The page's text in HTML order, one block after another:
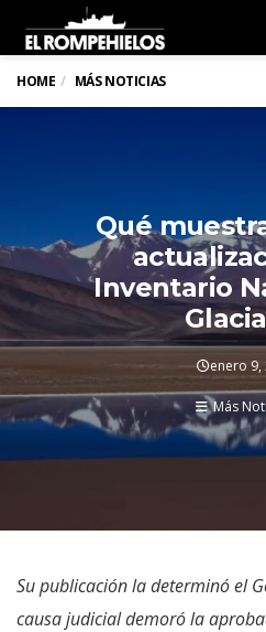
HOME MÁS NOTICIAS
Qué
Inventario
enero 9,
Más
Su publicación la determinó el
causa judicial demoró la